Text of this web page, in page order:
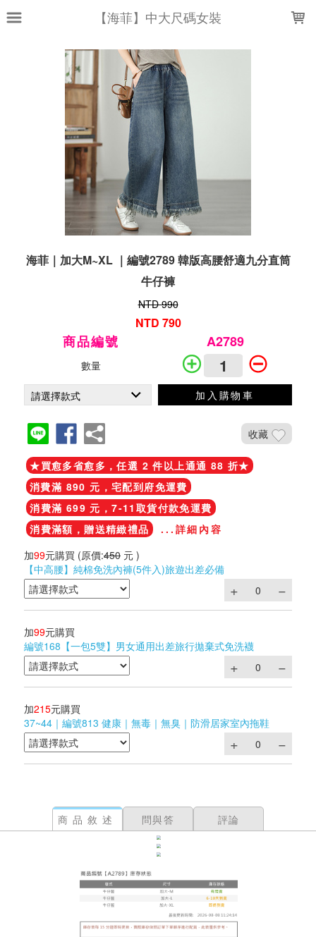
【海菲】中大尺碼女裝
海菲｜加大M~XL ｜編號2789 韓版高腰舒適九分直筒
牛仔褲
NTD 990
NTD 790
商品編號 A2789
數量
加入購物車
收藏
★買愈多省愈多，任選 2 件以上通通 88 折★
消費滿 890 元，宅配到府免運費
消費滿 699 元，7-11取貨付款免運費
消費滿額，贈送精緻禮品
...詳細內容
加99元購買 (原價:450 元 )
【中高腰】純棉免洗內褲(5件入)旅遊出差必備
加99元購買
編號168【一包5雙】男女通用出差旅行拋棄式免洗襪
加215元購買
37~44｜編號813 健康｜無毒｜無臭｜防滑居家室內拖鞋
商品敘述 問與答 評論